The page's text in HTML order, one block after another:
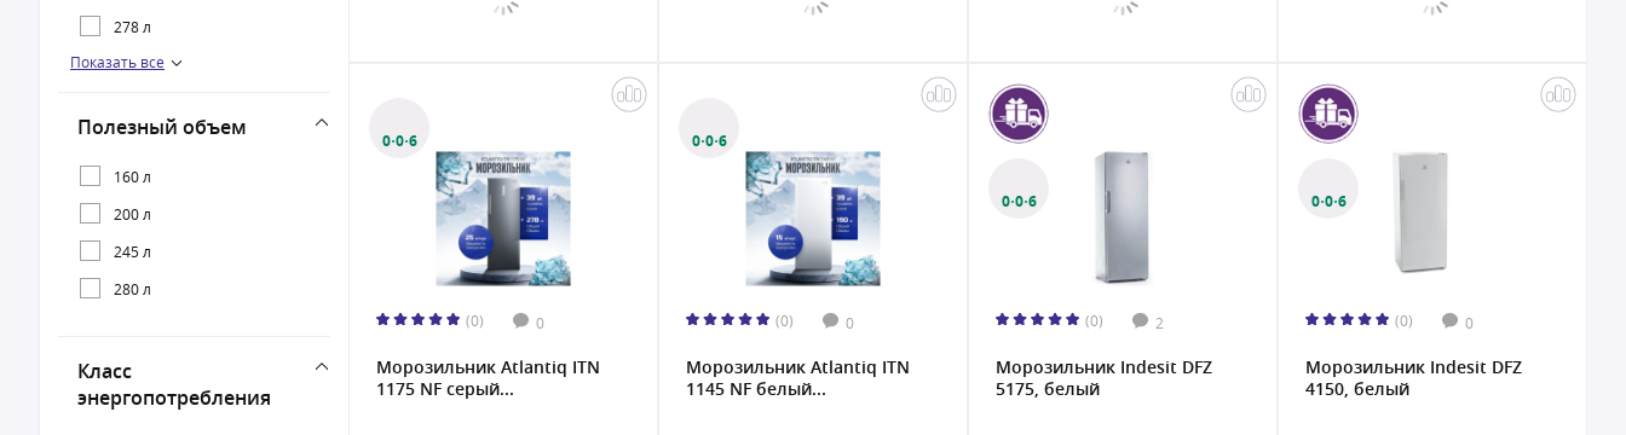
278 л
280 л
Показать все
Полезный объем
160 л
200 л
245 л
280 л
Класс
энергопотребления
0·0·6
(0) 0
Морозильник Atlantiq ITN
1175 NF серый...
0·0·6
(0) 0
Морозильник Atlantiq ITN
1145 NF белый...
0·0·6
(0) 2
Морозильник Indesit DFZ
5175, белый
0·0·6
(0) 0
Морозильник Indesit DFZ
4150, белый